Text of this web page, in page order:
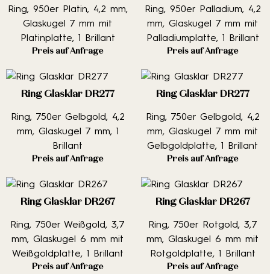
Ring, 950er Platin, 4,2 mm,
Glaskugel 7 mm mit
Platinplatte, 1 Brillant
Preis auf Anfrage
Ring, 950er Palladium, 4,2
mm, Glaskugel 7 mm mit
Palladiumplatte, 1 Brillant
Preis auf Anfrage
Ring Glasklar DR277
Ring, 750er Gelbgold, 4,2
mm, Glaskugel 7 mm, 1
Brillant
Preis auf Anfrage
Ring Glasklar DR277
Ring, 750er Gelbgold, 4,2
mm, Glaskugel 7 mm mit
Gelbgoldplatte, 1 Brillant
Preis auf Anfrage
Ring Glasklar DR267
Ring, 750er Weißgold, 3,7
mm, Glaskugel 6 mm mit
Weißgoldplatte, 1 Brillant
Preis auf Anfrage
Ring Glasklar DR267
Ring, 750er Rotgold, 3,7
mm, Glaskugel 6 mm mit
Rotgoldplatte, 1 Brillant
Preis auf Anfrage